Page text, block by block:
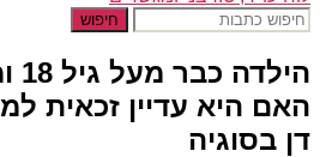
חיפוש
האם היא עדיין זכאית
דן בסוגיה